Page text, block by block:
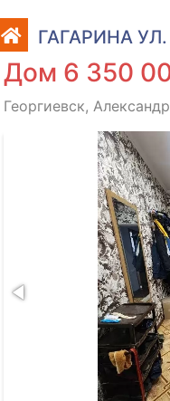
ГАГАРИНА УЛ.
Дом 6 350
Георгиевск,